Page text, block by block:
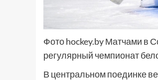
Фото hockey.by Матчами в
регулярный чемпионат
В центральном поединке